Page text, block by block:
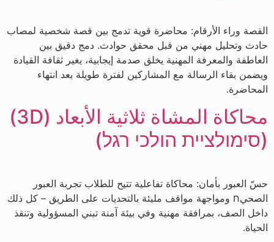
القصة وراء الأرقام: محاضرة قوية تدمج بين قصة شخصية لمصاب
حادث وتحليل مهني من قبل محقق حوادث. دمج دقيق بين
العاطفة والمعرفة المهنية يخلق صدمة إيجابية، يغير ثقافة القيادة
ويضمن بقاء الرسالة مع المشاركين لفترة طويلة بعد انتهاء
المحاضرة.
محاكاة المشاة ثلاثية الأبعاد (3D)
(סימולציית הולכי רגל)
حسّ العبور بأمان: محاكاة تفاعلية تتيح للطلاب تجربة العبور
الصحيח ومواجهة مواقف مليئة بالتحديات على الطريق – كل ذلك
داخل الصف، بمرافقة مهنية وفي بيئة آمنة تبني المسؤولية وتنقذ
الحياة.